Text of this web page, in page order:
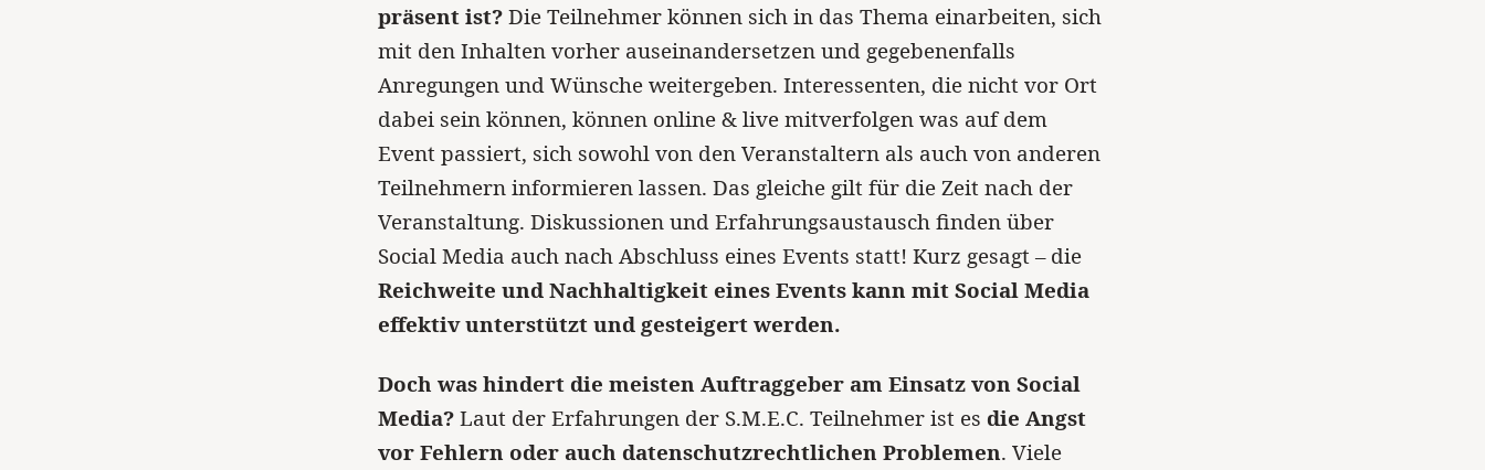
präsent ist?Die Teilnehmer können sich in das Thema einarbeiten, sich
mit den Inhalten vorher auseinandersetzen und gegebenenfalls
Anregungen und Wünsche weitergeben. Interessenten, die nicht vor Ort
dabei sein können, können online & live mitverfolgen was auf dem
Event passiert, sich sowohl von den Veranstaltern als auch von anderen
Teilnehmern informieren lassen. Das gleiche gilt für die Zeit nach der
Veranstaltung. Diskussionen und Erfahrungsaustausch finden über
Social Media auch nach Abschluss eines Events statt! Kurz gesagt – die
Reichweite und Nachhaltigkeit eines Events kann mit Social Media
effektiv unterstützt und gesteigert werden.
Doch was hindert die meisten Auftraggeber am Einsatz von Social
Media?Laut der Erfahrungen der S.M.E.C. Teilnehmer ist es die Angst
vor Fehlern oder auch datenschutzrechtlichen Problemen. Viele